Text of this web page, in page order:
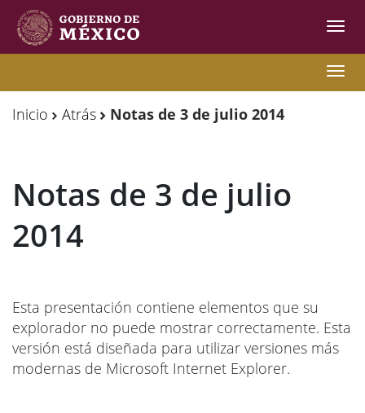
de
Y
Movilidades
de
Y
Movilidades
Inicio Atrás Notas de 3 de julio 2014
Notas de 3 de julio
2014
Esta presentación contiene elementos que su
explorador no puede mostrar correctamente. Esta
versión está diseñada para utilizar versiones más
modernas de Microsoft Internet Explorer.